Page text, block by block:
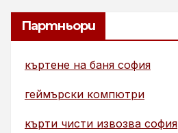
Партньори
къртене на баня софия
геймърски компютри
кърти чисти извозва софия